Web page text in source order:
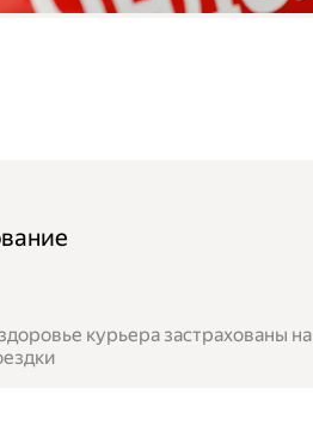
курьера застрахованы на